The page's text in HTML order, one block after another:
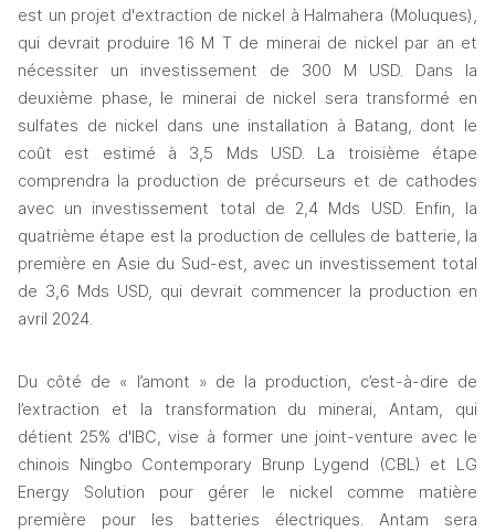
est un projet d'extraction de nickel à Halmahera (Moluques),
qui devrait produire 16 M T de minerai de nickel par an et
nécessiter un investissement de 300 M USD. Dans la
deuxième phase, le minerai de nickel sera transformé en
sulfates de nickel dans une installation à Batang, dont le
coût est estimé à 3,5 Mds USD. La troisième étape
comprendra la production de précurseurs et de cathodes
avec un investissement total de 2,4 Mds USD. Enfin, la
quatrième étape est la production de cellules de batterie, la
première en Asie du Sud-est, avec un investissement total
de 3,6 Mds USD, qui devrait commencer la production en
avril 2024.
Du côté de « l’amont » de la production, c’est-à-dire de
l’extraction et la transformation du minerai, Antam, qui
détient 25% d'IBC, vise à former une joint-venture avec le
chinois Ningbo Contemporary Brunp Lygend (CBL) et LG
Energy Solution pour gérer le nickel comme matière
première pour les batteries électriques. Antam sera